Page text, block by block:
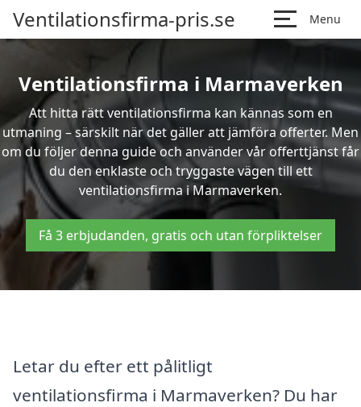
Ventilationsfirma-pris.se Menu
Ventilationsfirma i Marmaverken
Att hitta rätt ventilationsfirma kan kännas som en
utmaning – särskilt när det gäller att jämföra offerter. Men
om du följer denna guide och använder vår offerttjänst får
du den enklaste och tryggaste vägen till ett
ventilationsfirma i Marmaverken.
Få 3 erbjudanden, gratis och utan förpliktelser
Letar du efter ett pålitligt
ventilationsfirma i Marmaverken? Du har